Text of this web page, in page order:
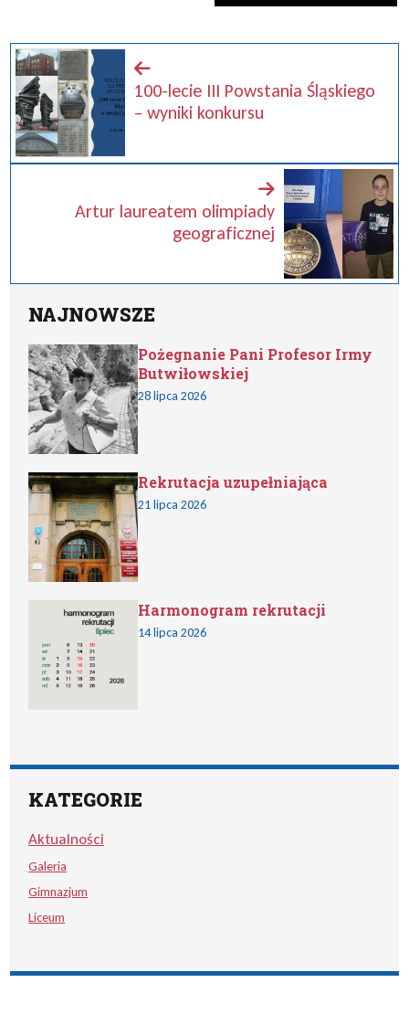
100-lecie III Powstania Śląskiego
– wyniki konkursu
Artur laureatem olimpiady
geograficznej
NAJNOWSZE
Pożegnanie Pani Profesor Irmy
Butwiłowskiej
28 lipca 2026
Rekrutacja uzupełniająca
21 lipca 2026
Harmonogram rekrutacji
14 lipca 2026
KATEGORIE
Aktualności
Galeria
Gimnazjum
Liceum